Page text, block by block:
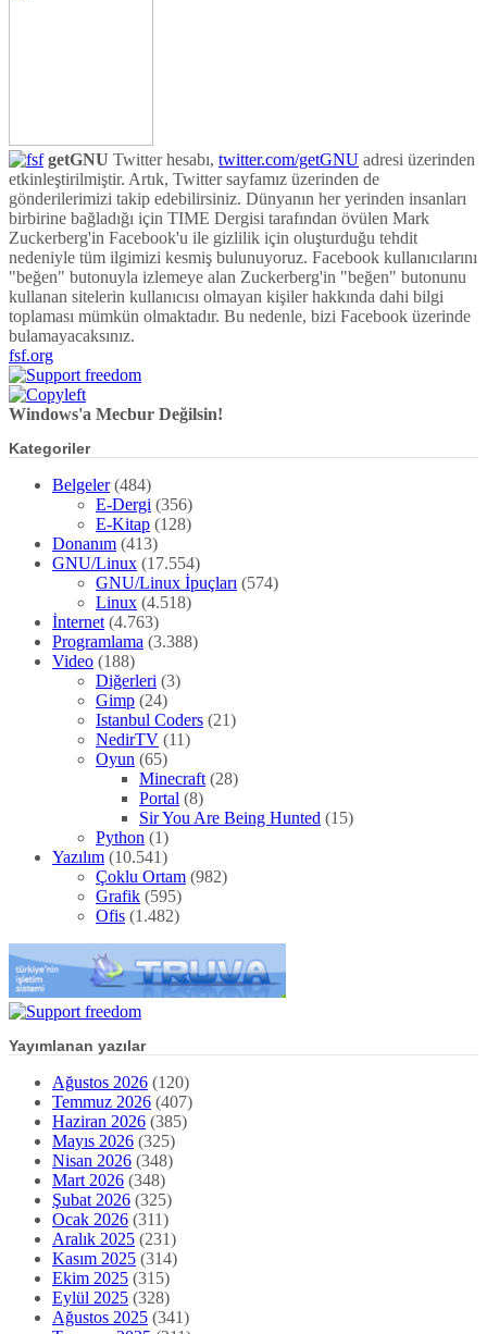
getGNU Twitter hesabı, twitter.com/getGNU adresi üzerinden
etkinleştirilmiştir. Artık, Twitter sayfamız üzerinden de
gönderilerimizi takip edebilirsiniz. Dünyanın her yerinden insanları
birbirine bağladığı için TIME Dergisi tarafından övülen Mark
Zuckerberg'in Facebook'u ile gizlilik için oluşturduğu tehdit
nedeniyle tüm ilgimizi kesmiş bulunuyoruz. Facebook kullanıcılarını
"beğen" butonuyla izlemeye alan Zuckerberg'in "beğen" butonunu
kullanan sitelerin kullanıcısı olmayan kişiler hakkında dahi bilgi
toplaması mümkün olmaktadır. Bu nedenle, bizi Facebook üzerinde
bulamayacaksınız.
fsf.org
Windows'a Mecbur Değilsin!
Kategoriler
Belgeler(484)
E-Dergi (356)
E-Kitap (128)
Donanım (413)
GNU/Linux (17.554)
GNU/Linux İpuçları (574)
Linux (4.518)
İnternet (4.763)
Programlama (3.388)
Video (188)
Diğerleri (3)
Gimp (24)
Istanbul Coders (21)
NedirTV (11)
Oyun (65)
Minecraft (28)
Portal (8)
Sir You Are Being Hunted (15)
Python (1)
Yazılım (10.541)
Çoklu Ortam (982)
Grafik (595)
Ofis (1.482)
Yayımlanan yazılar
Ağustos 2026 (120)
Temmuz 2026 (407)
Haziran 2026 (385)
Mayıs 2026 (325)
Nisan 2026 (348)
Mart 2026 (348)
Şubat 2026 (325)
Ocak 2026 (311)
Aralık 2025 (231)
Kasım 2025 (314)
Ekim 2025 (315)
Eylül 2025 (328)
Ağustos 2025 (341)